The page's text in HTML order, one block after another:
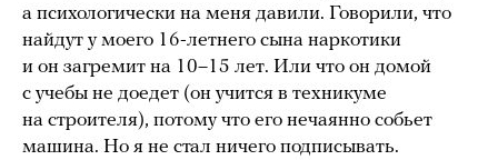
а психологически на меня давили. Говорили, что
найдут у моего 16-летнего сына наркотики
и он загремит на 10–15 лет. Или что он домой
с учебы не доедет (он учится в техникуме
на строителя), потому что его нечаянно собьет
машина. Но я не стал ничего подписывать.